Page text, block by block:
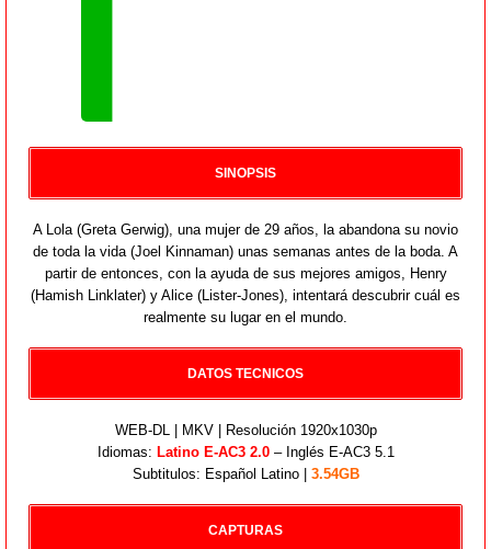
SINOPSIS
A Lola (Greta Gerwig), una mujer de 29 años, la abandona su novio
de toda la vida (Joel Kinnaman) unas semanas antes de la boda. A
partir de entonces, con la ayuda de sus mejores amigos, Henry
(Hamish Linklater) y Alice (Lister-Jones), intentará descubrir cuál es
realmente su lugar en el mundo.
DATOS TECNICOS
WEB-DL | MKV | Resolución 1920x1030p
Idiomas: Latino E-AC3 2.0 – Inglés E-AC3 5.1
Subtitulos: Español Latino | 3.54GB
CAPTURAS